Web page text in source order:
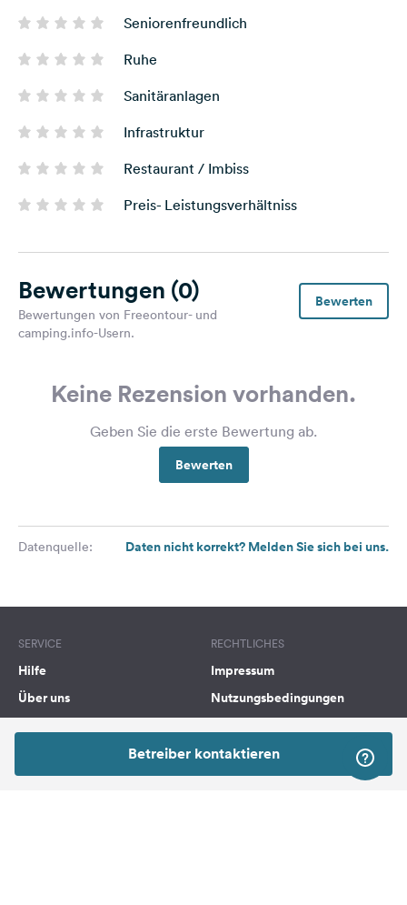
Betreiber kontaktieren
Seniorenfreundlich
Ruhe
Sanitäranlagen
Infrastruktur
Restaurant / Imbiss
Preis- Leistungsverhältniss
Bewertungen (0)
Bewertungen von Freeontour- und
camping.info-Usern.
Bewerten
Keine Rezension vorhanden.
Geben Sie die erste Bewertung ab.
Bewerten
Datenquelle: Daten nicht korrekt? Melden Sie sich bei uns.
SERVICE
Hilfe
Über uns
Kooperationspartner werden
Was ist Freeontour
RECHTLICHES
Impressum
Nutzungsbedingungen
Rechtliche Hinweise